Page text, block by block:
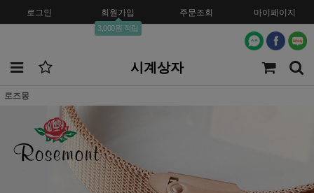
로그인 회원가입
3,000원 적립
주문조회 마이페이지
시계상자
로즈몽